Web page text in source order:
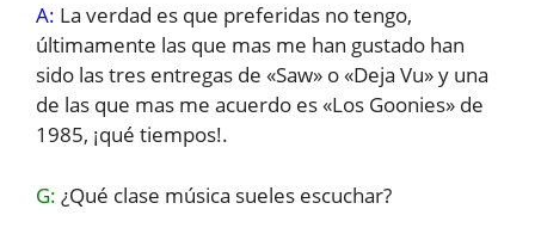
A: La verdad es que preferidas no tengo,
últimamente las que mas me han gustado han
sido las tres entregas de «Saw» o «Deja Vu» y una
de las que mas me acuerdo es «Los Goonies» de
1985, ¡qué tiempos!.
G: ¿Qué clase música sueles escuchar?